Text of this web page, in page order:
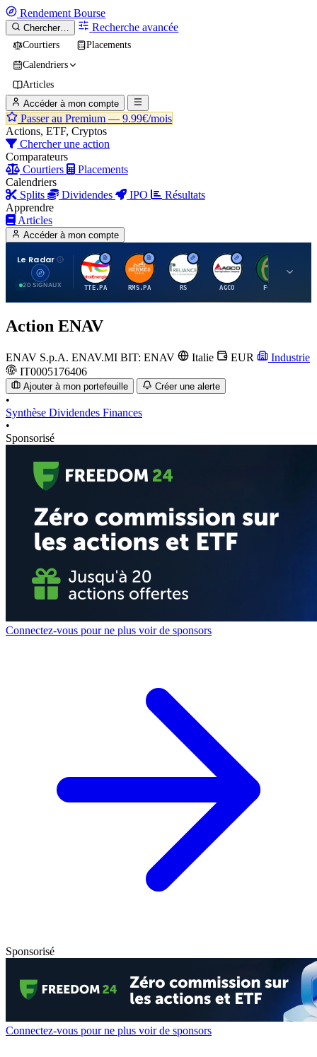
Rendement Bourse
Chercher… Recherche avancée
Courtiers
Placements
Calendriers
Articles
Accéder à mon compte
Passer au Premium — 9.99€/mois
Actions, ETF, Cryptos
Chercher une action
Comparateurs
Courtiers
Placements
Calendriers
Splits
Dividendes IPO
Résultats
Apprendre
Articles
Accéder à mon compte
Le Radar
20 SIGNAUX
T
TTE.PA
H
RMS.PA
R
RS
A
AGCO FCFS
Action ENAV
ENAV S.p.A. ENAV.MI BIT: ENAV Italie EUR
Industrie
IT0005176406
Ajouter à mon portefeuille Créer une alerte
•
Synthèse Dividendes Finances
•
Sponsorisé
Connectez-vous pour ne plus voir de sponsors
Sponsorisé
Connectez-vous pour ne plus voir de sponsors